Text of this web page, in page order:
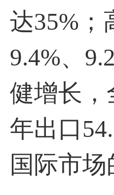
达35%；
9.4%、
健增长，
年出口
国际市